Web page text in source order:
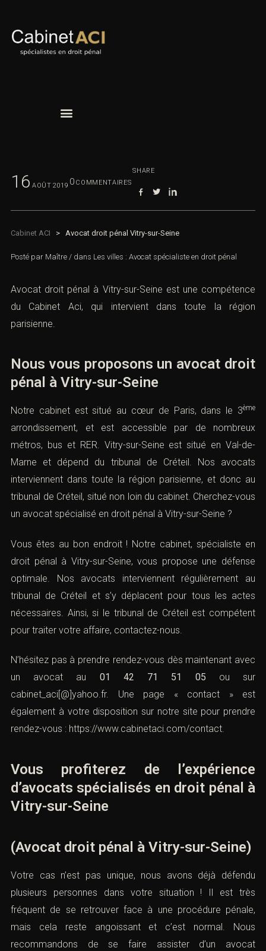
16 AOÛT 2019 0 COMMENTAIRES
SHARE
Cabinet ACI > Avocat droit pénal Vitry-sur-Seine
Posté par Maître / dans Les villes : Avocat spécialiste en droit pénal
Avocat droit pénal à Vitry-sur-Seine est une compétence
du Cabinet Aci, qui intervient dans toute la région
parisienne.
Nous vous proposons un avocat droit
pénal à Vitry-sur-Seine
Notre cabinet est situé au cœur de Paris, dans le 3ème
arrondissement, et est accessible par de nombreux
métros, bus et RER. Vitry-sur-Seine est situé en Val-de-
Marne et dépend du tribunal de Créteil. Nos avocats
interviennent dans toute la région parisienne, et donc au
tribunal de Créteil, situé non loin du cabinet. Cherchez-vous
un avocat spécialisé en droit pénal à Vitry-sur-Seine ?
Vous êtes au bon endroit ! Notre cabinet, spécialiste en
droit pénal à Vitry-sur-Seine, vous propose une défense
optimale. Nos avocats interviennent régulièrement au
tribunal de Créteil et s’y déplacent pour tous les actes
nécessaires. Ainsi, si le tribunal de Créteil est compétent
pour traiter votre affaire, contactez-nous.
N’hésitez pas à prendre rendez-vous dès maintenant avec
un avocat au 01 42 71 51 05 ou sur
cabinet_aci[@]yahoo.fr. Une page « contact » est
également à votre disposition sur notre site pour prendre
rendez-vous : https://www.cabinetaci.com/contact.
Vous profiterez de l’expérience
d’avocats spécialisés en droit pénal à
Vitry-sur-Seine
(Avocat droit pénal à Vitry-sur-Seine)
Votre cas n’est pas unique, nous avons déjà défendu
plusieurs personnes dans votre situation ! Il est très
fréquent de se retrouver face à une procédure pénale,
mais cela reste angoissant et c’est normal. Nous
recommandons de se faire assister d’un avocat